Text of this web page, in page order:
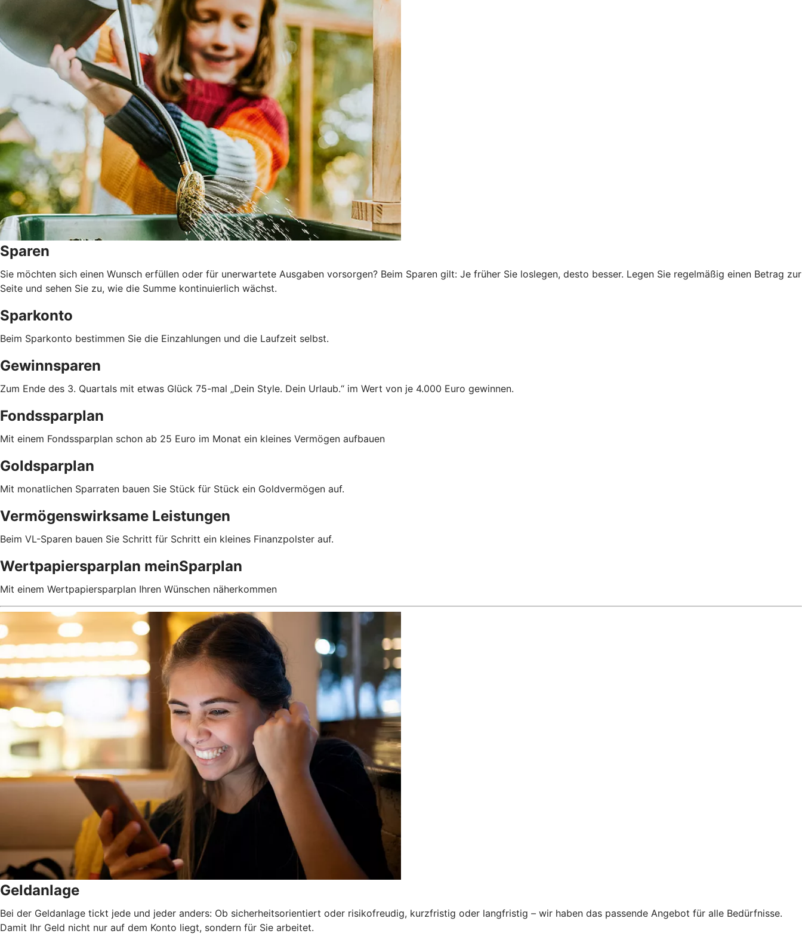
Sparen
Sie möchten sich einen Wunsch erfüllen oder für unerwartete Ausgaben vorsorgen? Beim Sparen gilt: Je früher Sie loslegen, desto besser. Legen Sie regelmäßig einen Betrag zur
Seite und sehen Sie zu, wie die Summe kontinuierlich wächst.
Sparkonto
Beim Sparkonto bestimmen Sie die Einzahlungen und die Laufzeit selbst.
Gewinnsparen
Zum Ende des 3. Quartals mit etwas Glück 75-mal „Dein Style. Dein Urlaub.“ im Wert von je 4.000 Euro gewinnen.
Fondssparplan
Mit einem Fondssparplan schon ab 25 Euro im Monat ein kleines Vermögen aufbauen
Goldsparplan
Mit monatlichen Sparraten bauen Sie Stück für Stück ein Goldvermögen auf.
Vermögenswirksame Leistungen
Beim VL-Sparen bauen Sie Schritt für Schritt ein kleines Finanzpolster auf.
Wertpapiersparplan meinSparplan
Mit einem Wertpapiersparplan Ihren Wünschen näherkommen
Geldanlage
Bei der Geldanlage tickt jede und jeder anders: Ob sicherheitsorientiert oder risikofreudig, kurzfristig oder langfristig – wir haben das passende Angebot für alle Bedürfnisse.
Damit Ihr Geld nicht nur auf dem Konto liegt, sondern für Sie arbeitet.